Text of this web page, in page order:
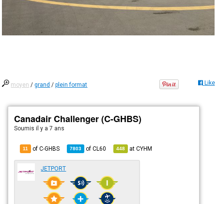
moyen /grand /plein format Like
Canadair Challenger (C-GHBS)
Soumisil y a 7 ans
11 of C-GHBS 7803 ofCL60 448 atCYHM
JETPORT